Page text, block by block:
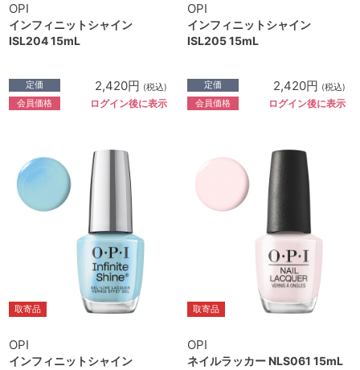
OPI
インフィニットシャイン
ISL204 15mL
定価 2,420円 (税込)
会員価格 ログイン後に表示
OPI
インフィニットシャイン
ISL205 15mL
定価 2,420円 (税込)
会員価格 ログイン後に表示
取寄品
OPI
インフィニットシャイン
取寄品
OPI
ネイルラッカー NLS061 15mL